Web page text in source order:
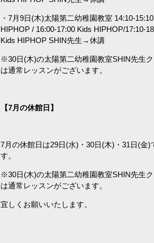
・7月9日(木)太陽第二幼稚園教室 14:10-
HIPHOP / 16:00-17:00 Kids HIPHOP/17:10-
Kids HIPHOP SHIN先生→休講
※30日(木)の太陽第二幼稚園教室SHIN先生ク
は通常レッスンがございます。
【7月の休館日】
7月の休館日は29日(水)・30日(木)・31日(金)
す。
※30日(木)の太陽第二幼稚園教室SHIN先生ク
は通常レッスンがございます。
宜しくお願いいたします。